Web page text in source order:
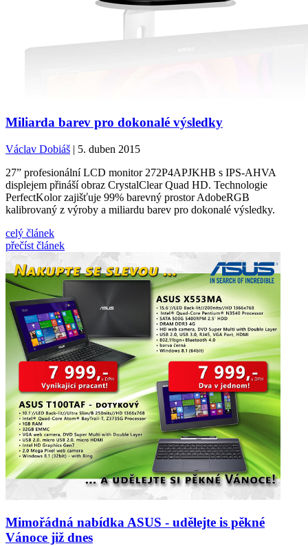
Miliarda barev pro dokonalé výsledky
Václav Dobiáš | 5. duben 2015
27” profesionální LCD monitor 272P4APJKHB s IPS-AHVA
displejem přináší obraz CrystalClear Quad HD. Technologie
PerfectKolor zajišťuje 99% barevný prostor AdobeRGB
kalibrovaný z výroby a miliardu barev pro dokonalé výsledky.
celý článek
přečíst článek
Mimořádná nabídka ASUS - udělejte is pěkné
Vánoce již dnes